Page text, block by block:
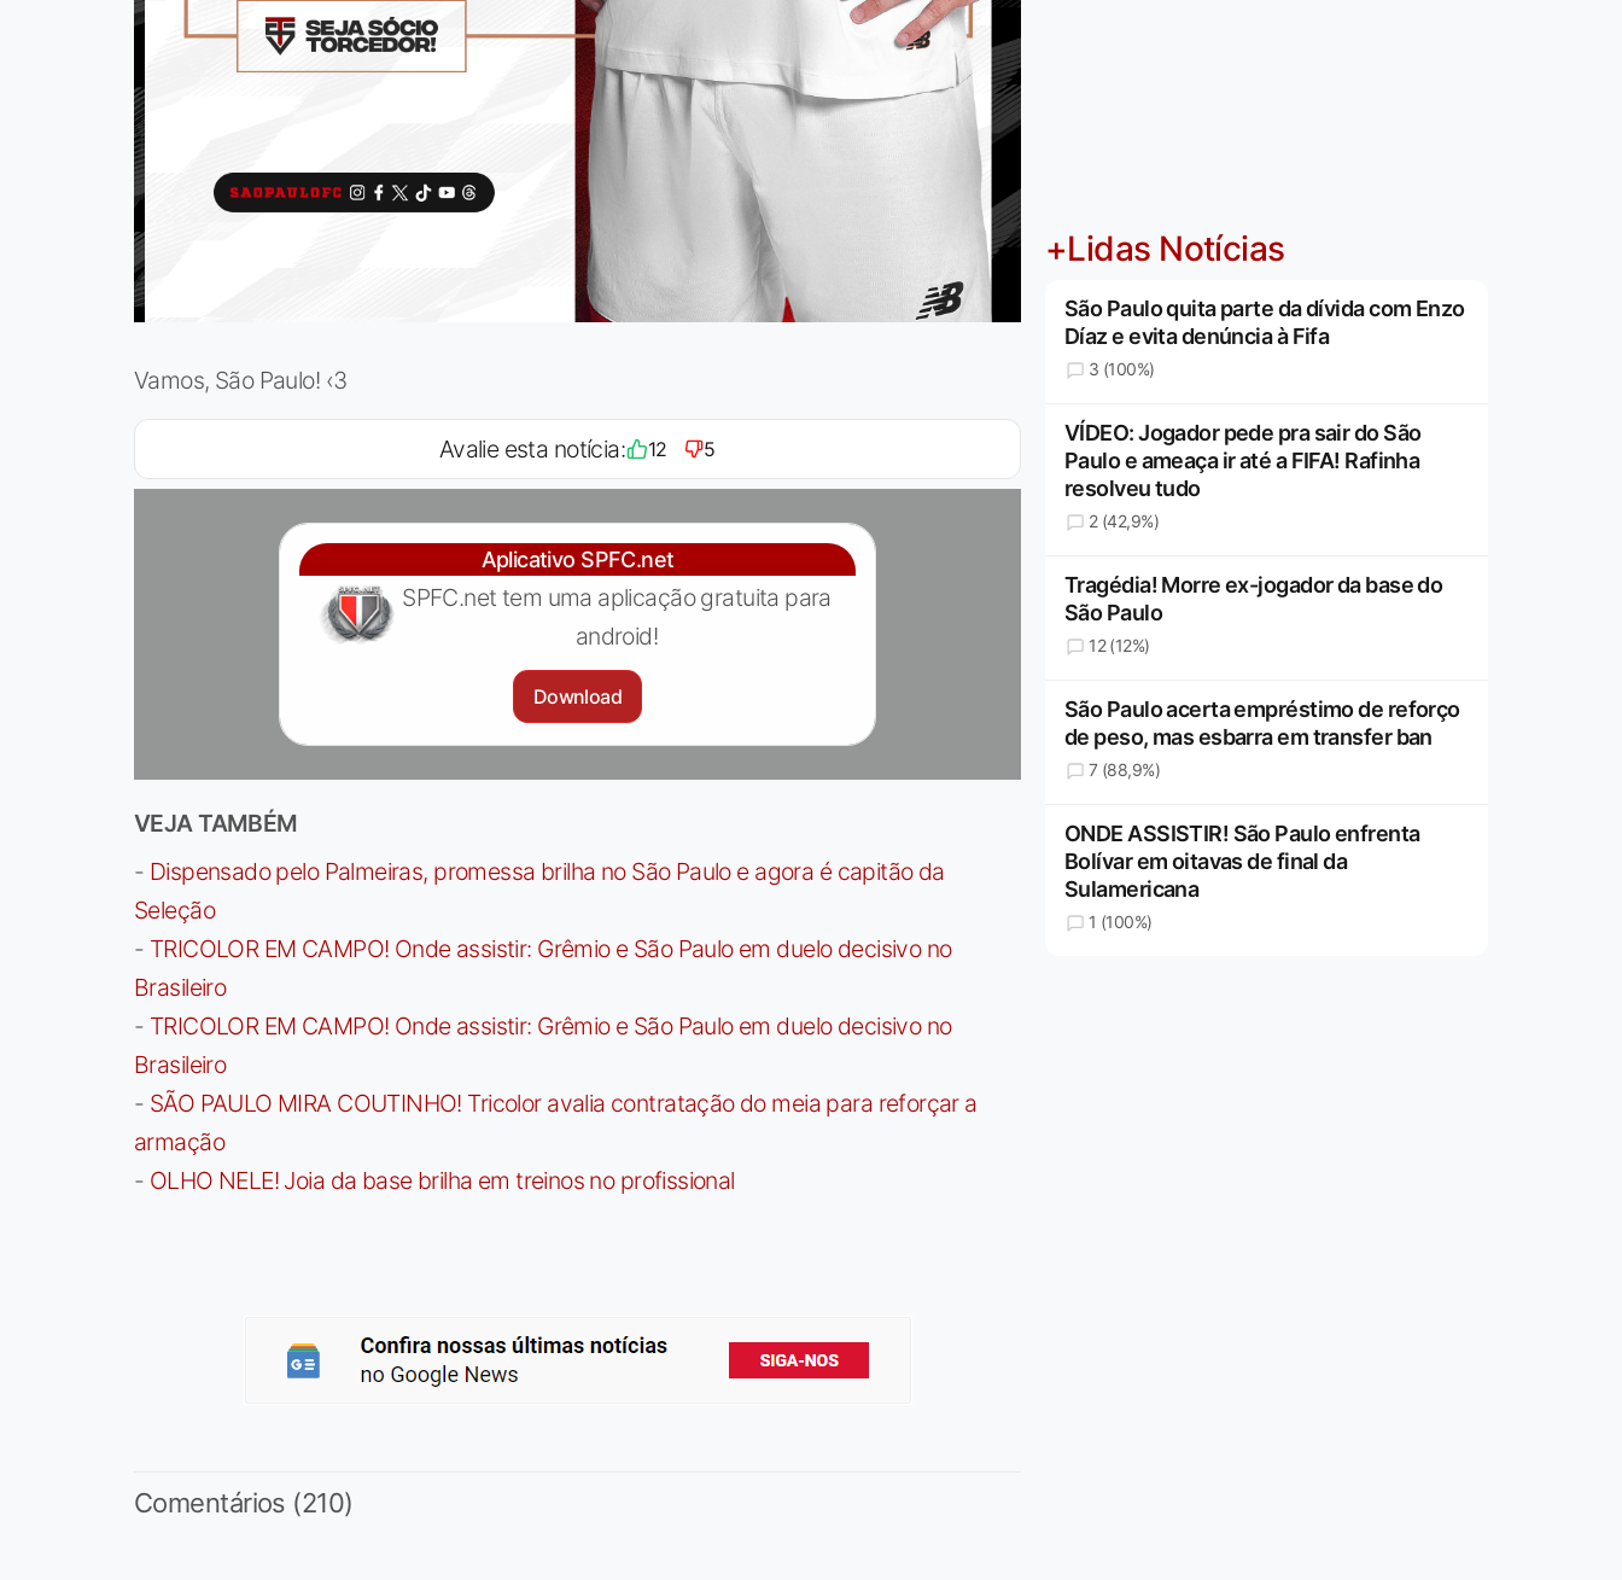
Vamos, São Paulo! ‹3
Avalie esta notícia: 12 5
Aplicativo SPFC.net
SPFC.net tem uma aplicação gratuita para
android!
Download
VEJA TAMBÉM
- Dispensado pelo Palmeiras, promessa brilha no São Paulo e agora é capitão da
Seleção
- TRICOLOR EM CAMPO! Onde assistir: Grêmio e São Paulo em duelo decisivo no
Brasileiro
- TRICOLOR EM CAMPO! Onde assistir: Grêmio e São Paulo em duelo decisivo no
Brasileiro
- SÃO PAULO MIRA COUTINHO! Tricolor avalia contratação do meia para reforçar a
armação
- OLHO NELE! Joia da base brilha em treinos no profissional
Comentários (210)
+Lidas Notícias
São Paulo quita parte da dívida com Enzo
Díaz e evita denúncia à Fifa
3 (100%)
VÍDEO: Jogador pede pra sair do São
Paulo e ameaça ir até a FIFA! Rafinha
resolveu tudo
2 (42,9%)
Tragédia! Morre ex-jogador da base do
São Paulo
12 (12%)
São Paulo acerta empréstimo de reforço
de peso, mas esbarra em transfer ban
7 (88,9%)
ONDE ASSISTIR! São Paulo enfrenta
Bolívar em oitavas de final da
Sulamericana
1 (100%)